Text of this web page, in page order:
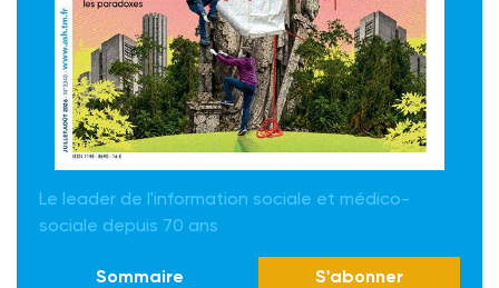
Le leader de l'information sociale et médico-
sociale depuis 70 ans
Sommaire S'abonner